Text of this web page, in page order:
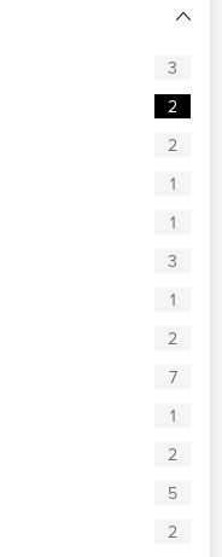
3
2
2
1
1
3
1
2
7
1
2
5
2